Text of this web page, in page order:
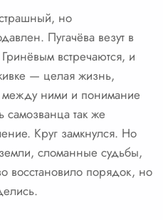
но
Пугачёва везут в
встречаются, и
— целая жизнь,
между ними и понимание
самозванца так же
Круг замкнулся. Но
сломанные судьбы,
восстановило порядок, но